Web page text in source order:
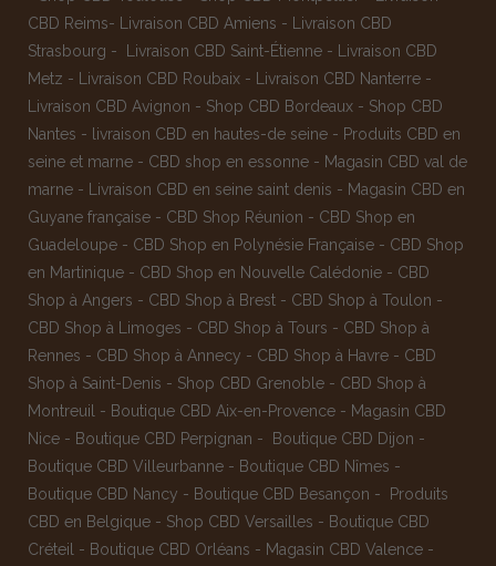
CBD Reims- Livraison CBD Amiens -
Livraison CBD
Strasbourg - Livraison CBD Saint-Étienne -
Livraison CBD
Metz - Livraison CBD Roubaix - Livraison CBD Nanterre -
Livraison CBD Avignon - Shop CBD Bordeaux - Shop CBD
Nantes - livraison CBD en hautes-de seine - Produits CBD en
seine et marne - CBD shop en essonne - Magasin CBD val de
marne - Livraison CBD en seine saint denis - Magasin CBD en
Guyane française - CBD Shop Réunion - CBD Shop en
Guadeloupe - CBD Shop en Polynésie Française - CBD Shop
en Martinique - CBD Shop en Nouvelle Calédonie - CBD
Shop à Angers - CBD Shop à Brest - CBD Shop à Toulon -
CBD Shop à Limoges - CBD Shop à Tours - CBD Shop à
Rennes - CBD Shop à Annecy - CBD Shop à Havre - CBD
Shop à Saint-Denis - Shop CBD Grenoble - CBD Shop à
Montreuil
- Boutique CBD Aix-en-Provence - Magasin CBD
Nice - Boutique CBD Perpignan - Boutique CBD Dijon -
Boutique CBD Villeurbanne - Boutique CBD Nîmes -
Boutique CBD Nancy - Boutique CBD Besançon -
Produits
CBD en Belgique - Shop CBD Versailles - Boutique CBD
Créteil
- Boutique CBD Orléans - Magasin CBD Valence -